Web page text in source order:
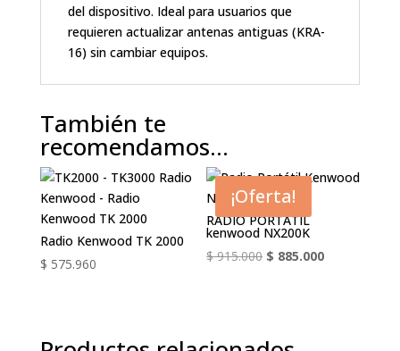
del dispositivo. Ideal para usuarios que
requieren actualizar antenas antiguas (KRA-
16) sin cambiar equipos.
También te
recomendamos…
Radio Kenwood TK 2000
$ 575.960
¡Oferta!
RADIO PORTATIL
kenwood NX200K
$915.000 El
$ 915.000.
$ 885.000El